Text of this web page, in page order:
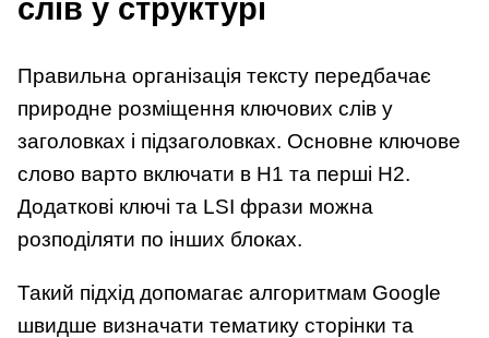
слів у структурі
Правильна організація тексту передбачає
природне розміщення ключових слів у
заголовках і підзаголовках. Основне ключове
слово варто включати в H1 та перші H2.
Додаткові ключі та LSI фрази можна
розподіляти по інших блоках.
Такий підхід допомагає алгоритмам Google
швидше визначати тематику сторінки та